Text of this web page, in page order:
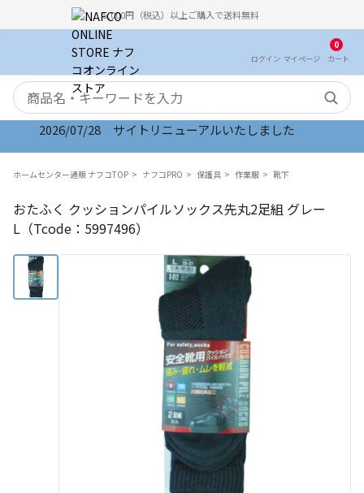
5,000円（税込）以上ご購入で送料無料
ログイン マイ ページ
0
カート
検索キーワード
2026/07/28 サイトリニューアルいたしました
ホームセンター通販 ナフコTOP ナフコPRO 保護具 作業服 靴下
おたふく クッションパイルソックス先丸2足組 グレー
L（Tcode：5997496）